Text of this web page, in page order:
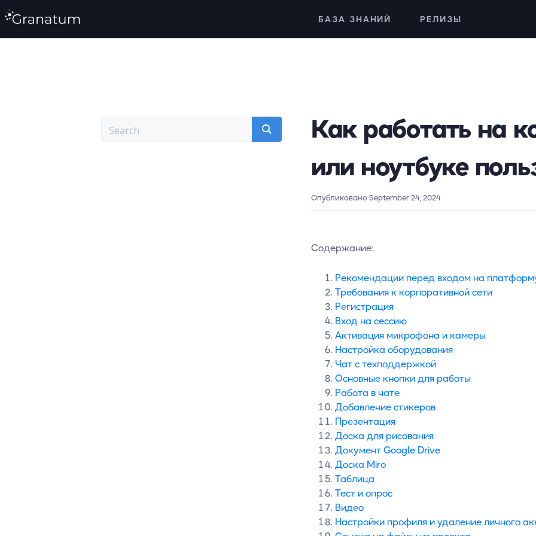
БАЗА ЗНАНИЙ РЕЛИЗЫ
Как работать на
или ноутбуке
Опубликовано September 24, 2024
Содержание:
Рекомендации перед входом на
Требования к корпоративной сети
Регистрация
Вход на сессию
Активация микрофона и камеры
Настройка оборудования
Чат с техподдержкой
Основные кнопки для работы
Работа в чате
Добавление стикеров
Презентация
Доска для рисования
Документ Google Drive
Доска Miro
Таблица
Тест и опрос
Видео
Настройки профиля и удаление личного